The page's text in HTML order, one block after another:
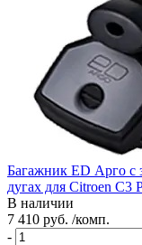
Багажник ED Арго с
дугах для Citroen C3
В наличии
7 410 руб. /комп.
-